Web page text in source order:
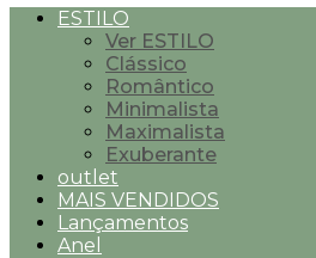
ESTILO
Ver ESTILO
Clássico
Romântico
Minimalista
Maximalista
Exuberante
outlet
MAIS VENDIDOS
Lançamentos
Anel